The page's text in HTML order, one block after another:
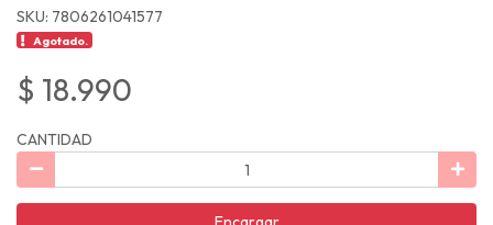
SKU: 7806261041577
Agotado.
$ 18.990
CANTIDAD